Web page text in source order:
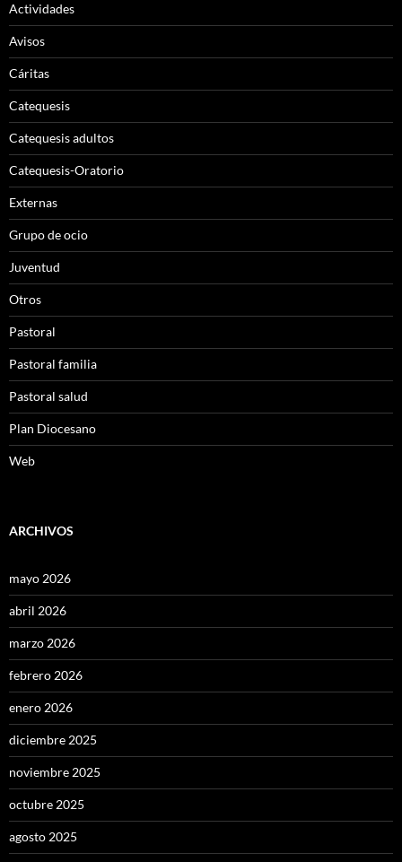
Actividades
Avisos
Cáritas
Catequesis
Catequesis adultos
Catequesis-Oratorio
Externas
Grupo de ocio
Juventud
Otros
Pastoral
Pastoral familia
Pastoral salud
Plan Diocesano
Web
ARCHIVOS
mayo 2026
abril 2026
marzo 2026
febrero 2026
enero 2026
diciembre 2025
noviembre 2025
octubre 2025
agosto 2025